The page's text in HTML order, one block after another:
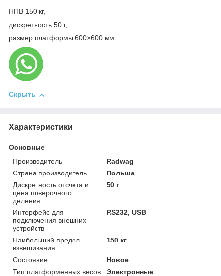
НПВ 150 кг,
дискретность 50 г,
размер платформы 600×600 мм
Скрыть
Характеристики
Основные
Производитель
Radwag
Страна производитель
Польша
Дискретность отсчета и
цена поверочного
деления
50 г
Интерфейс для
подключения внешних
устройств
RS232, USB
Наибольший предел
взвешивания
150 кг
Состояние
Новое
Тип платформенных весов
Электронные